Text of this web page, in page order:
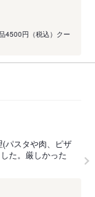
4500円（税込）クー
パスタや肉、ピザ
た。厳しかった